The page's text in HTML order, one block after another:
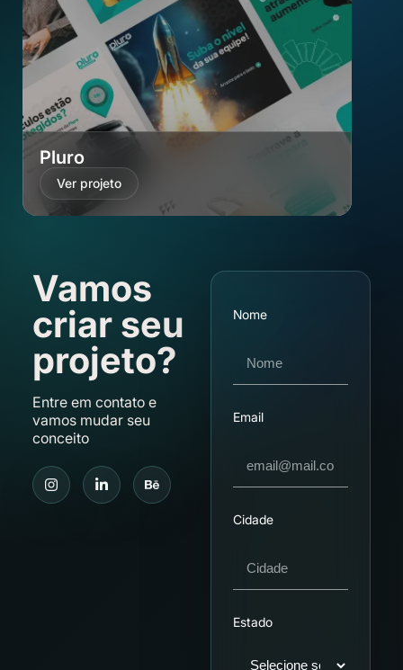
Pluro
Ver projeto
Vamos
criar seu
projeto?
Entre em contato e
vamos mudar seu
conceito
Nome
Email
Cidade
Estado